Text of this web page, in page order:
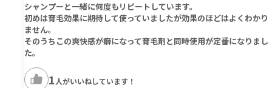
シャンプーと一緒に何度もリピートしています。
初めは育毛効果に期待して使っていましたが効果のほどはよくわかり
ません。
そのうちこの爽快感が癖になって育毛剤と同時使用が定番になりまし
た。
1 人がいいねしています！